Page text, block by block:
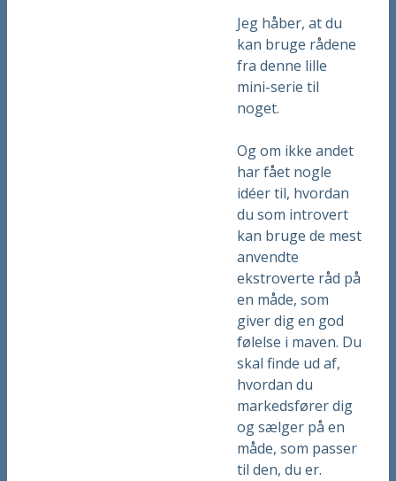
Jeg håber, at du
kan bruge rådene
fra denne lille
mini-serie til
noget.
Og om ikke andet
har fået nogle
idéer til, hvordan
du som introvert
kan bruge de mest
anvendte
ekstroverte råd på
en måde, som
giver dig en god
følelse i maven. Du
skal finde ud af,
hvordan du
markedsfører dig
og sælger på en
måde, som passer
til den, du er.